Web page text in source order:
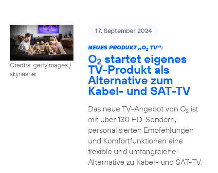
Credits: gettyimages /
skynesher
17. September 2024
NEUES PRODUKT „O2TV“:
O2 startet eigenes
TV-Produkt als
Alternative zum
Kabel- und SAT-TV
Das neue TV-Angebot von O2ist
mit über 130 HD-Sendern,
personalisierten Empfehlungen
und Komfortfunktionen eine
flexible und umfangreiche
Alternative zu Kabel- und SAT-TV.